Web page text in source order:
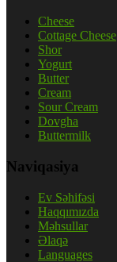
Cheese
Cottage Cheese
Shor
Yogurt
Butter
Cream
Sour Cream
Dovgha
Buttermilk
Naviqasiya
Ev Səhifəsi
Haqqımızda
Məhsullar
Əlaqə
Languages